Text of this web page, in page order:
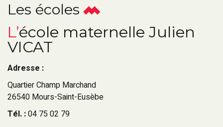
Les écoles
L’école maternelle Julien
VICAT
Adresse :
Quartier Champ Marchand
26540 Mours-Saint-Eusèbe
Tél. :04 75 02 79